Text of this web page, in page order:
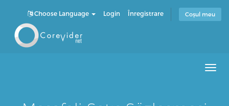
Choose Language Login Înregistrare Coșul meu